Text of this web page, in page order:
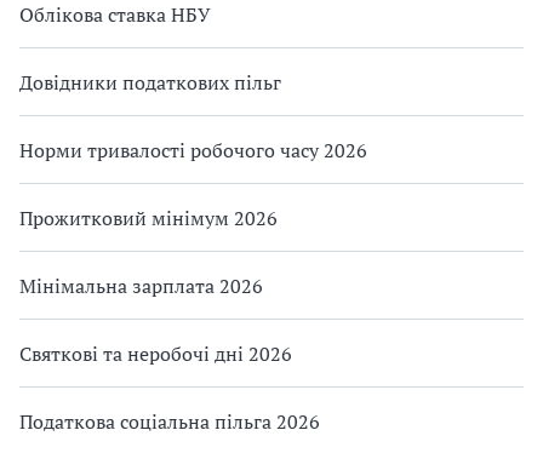
Облікова ставка НБУ
Довідники податкових пільг
Норми тривалості робочого часу 2026
Прожитковий мінімум 2026
Мінімальна зарплата 2026
Святкові та неробочі дні 2026
Податкова соціальна пільга 2026